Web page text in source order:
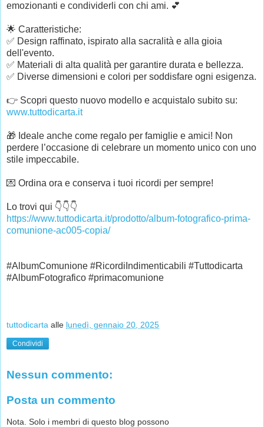
emozionanti e condividerli con chi ami. 💕
🌟 Caratteristiche:
✅ Design raffinato, ispirato alla sacralità e alla gioia
dell'evento.
✅ Materiali di alta qualità per garantire durata e bellezza.
✅ Diverse dimensioni e colori per soddisfare ogni esigenza.
www.tuttodicarta.it
🎁 Ideale anche come regalo per famiglie e amici! Non
perdere l’occasione di celebrare un momento unico con uno
stile impeccabile.
💌 Ordina ora e conserva i tuoi ricordi per sempre!
Lo trovi qui 👇👇👇
https://www.tuttodicarta.it/prodotto/album-fotografico-prima-
comunione-ac005-copia/
#AlbumComunione #RicordiIndimenticabili #Tuttodicarta
#AlbumFotografico #primacomunione
tuttodicarta alle lunedì, gennaio 20, 2025
Condividi
Nessun commento:
Posta un commento
Nota. Solo i membri di questo blog possono